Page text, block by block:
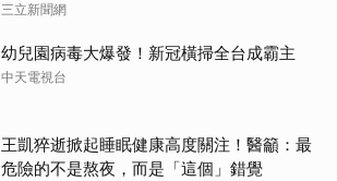
三立新聞網
幼兒園病毒大爆發！新冠橫掃全台成霸主
中天電視台
王凱猝逝掀起睡眠健康高度關注！醫籲：最
危險的不是熬夜，而是「這個」錯覺